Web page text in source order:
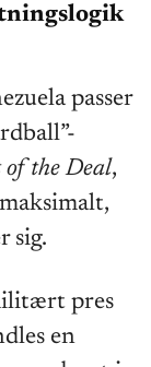
passer
of the Deal,
sig.
pres
en